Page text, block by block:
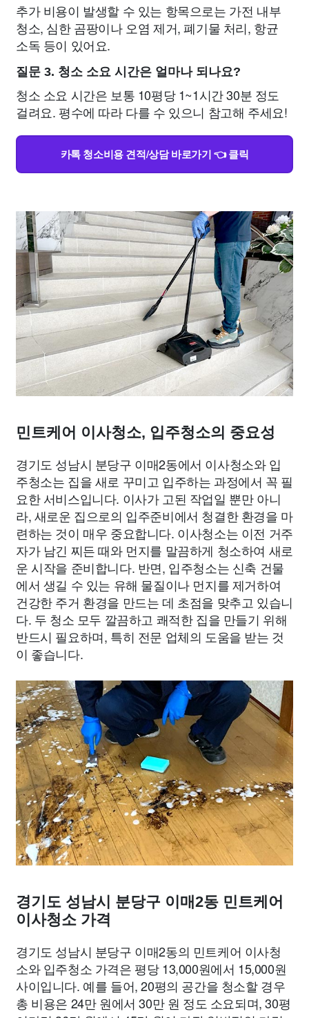
추가 비용이 발생할 수 있는 항목으로는 가전 내부
청소, 심한 곰팡이나 오염 제거, 폐기물 처리, 항균
소독 등이 있어요.
질문 3. 청소 소요 시간은 얼마나 되나요?
청소 소요 시간은 보통 10평당 1~1시간 30분 정도
걸려요. 평수에 따라 다를 수 있으니 참고해 주세요!
카톡 청소비용 견적/상담 바로가기 👈 클릭
민트케어 이사청소, 입주청소의 중요성
경기도 성남시 분당구 이매2동에서 이사청소와 입
주청소는 집을 새로 꾸미고 입주하는 과정에서 꼭 필
요한 서비스입니다. 이사가 고된 작업일 뿐만 아니
라, 새로운 집으로의 입주준비에서 청결한 환경을 마
련하는 것이 매우 중요합니다. 이사청소는 이전 거주
자가 남긴 찌든 때와 먼지를 말끔하게 청소하여 새로
운 시작을 준비합니다. 반면, 입주청소는 신축 건물
에서 생길 수 있는 유해 물질이나 먼지를 제거하여
건강한 주거 환경을 만드는 데 초점을 맞추고 있습니
다. 두 청소 모두 깔끔하고 쾌적한 집을 만들기 위해
반드시 필요하며, 특히 전문 업체의 도움을 받는 것
이 좋습니다.
경기도 성남시 분당구 이매2동 민트케어
이사청소 가격
경기도 성남시 분당구 이매2동의 민트케어 이사청
소와 입주청소 가격은 평당 13,000원에서 15,000원
사이입니다. 예를 들어, 20평의 공간을 청소할 경우
총 비용은 24만 원에서 30만 원 정도 소요되며, 30평